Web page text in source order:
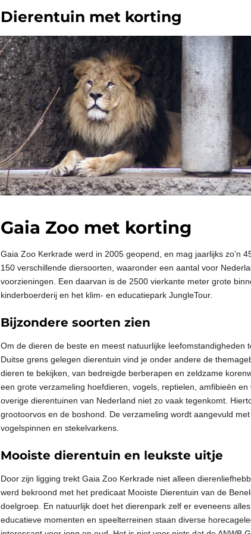
Dierentuin met korting
Gaia Zoo met korting
Gaia Zoo Kerkrade werd in 2005 geopend, en mag jaarlijks zo’n
150 verschillende diersoorten, waaronder een aantal voor
voorzieningen. Een daarvan is de 2500 vierkante meter grote
kinderboerderij en het klim- en educatiepark JungleTour.
Bijzondere soorten zien
Om de dieren de beste en meest natuurlijke
Duitse grens gelegen dierentuin vind je onder andere de
dieren te bekijken, van bedreigde berberapen en zeldzame
een grote verzameling hoefdieren, vogels, reptielen, amfibieën
overige dierentuinen van Nederland niet zo vaak tegenkomt.
grootoorvos en de boshond. De verzameling wordt aangevuld
vogelspinnen en stekelvarkens.
Mooiste dierentuin en leukste uitje
Door zijn ligging trekt Gaia Zoo Kerkrade niet alleen
werd bekroond met het predicaat Mooiste Dierentuin van de
doelgroep. En natuurlijk doet het dierenpark zelf er eveneens
educatieve momenten en speelterreinen staan diverse